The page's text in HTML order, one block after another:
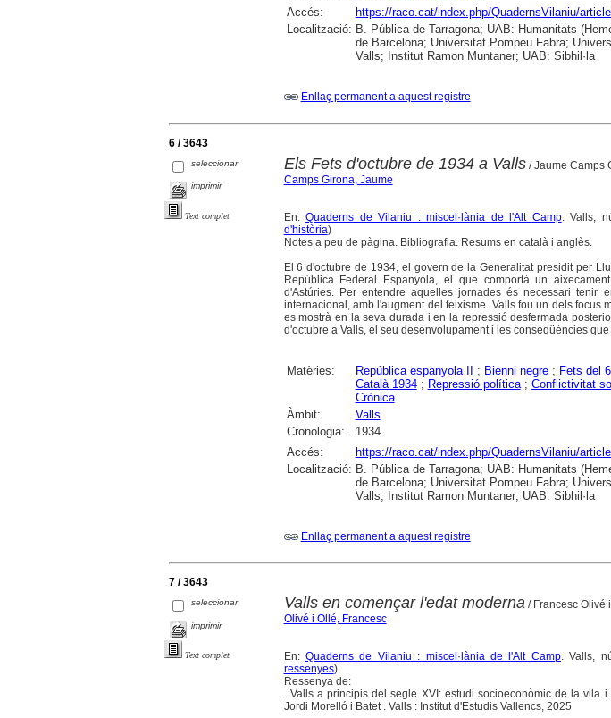
Accés:
https://raco.cat/index.php/QuadernsVilaniu/
Localització: B. Pública de Tarragona; UAB: Humanitats
de Barcelona; Universitat Pompeu Fabra;
Valls; Institut Ramon Muntaner; UAB: Sibhil·la
Enllaç permanent a aquest registre
6 / 3643
seleccionar
imprimir
Text complet
Els Fets d'octubre de 1934 a Valls/ Jaume Camps
Camps Girona, Jaume
En:Quaderns de Vilaniu : miscel·lània de l'Alt Camp. Valls,
d'història)
Notes a peu de pàgina. Bibliografia. Resums en català i anglès.
El 6 d'octubre de 1934, el govern de la Generalitat presidit per
República Federal Espanyola, el que comportà un
d'Astúries. Per entendre aquelles jornades és necessari tenir
internacional, amb l'augment del feixisme. Valls fou un dels focus
es mostrà en la seva durada i en la repressió desfermada
d'octubre a Valls, el seu desenvolupament i les conseqüències que
Matèries: República espanyola II ; Bienni negre; Fets del
Català 1934; Repressió política; Conflictivitat
Crònica
Àmbit:
Valls
Cronologia:
1934
Accés:
https://raco.cat/index.php/QuadernsVilaniu/
Localització: B. Pública de Tarragona; UAB: Humanitats
de Barcelona; Universitat Pompeu Fabra;
Valls; Institut Ramon Muntaner; UAB: Sibhil·la
Enllaç permanent a aquest registre
7 / 3643
seleccionar
imprimir
Text complet
Valls en començar l'edat moderna / Francesc Olivé
Olivé i Ollé, Francesc
En:Quaderns de Vilaniu : miscel·lània de l'Alt Camp. Valls,
ressenyes)
Ressenya de:
. Valls a principis del segle XVI: estudi socioeconòmic de la
Jordi Morelló i Batet . Valls : Institut d'Estudis Vallencs, 2025